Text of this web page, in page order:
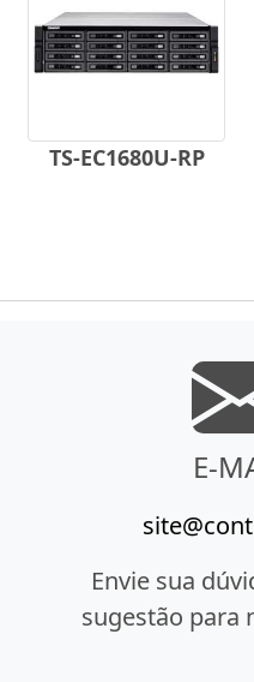
TS-EC1680U-RP
E-
Envie sua
sugestão para